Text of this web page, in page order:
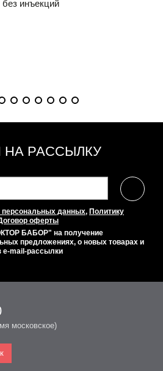
без инъекций
НА РАССЫЛКУ
персональных данных, Политику
оферты
БАБОР" на получение
предложениях, о новых товарах и
e-mail-рассылки
московское)